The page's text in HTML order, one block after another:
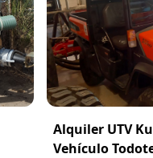
Alquiler UTV
Vehículo